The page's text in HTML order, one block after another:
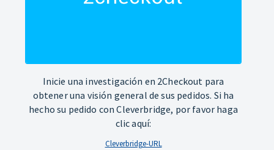
Inicie una investigación en 2Checkout para
obtener una visión general de sus pedidos. Si ha
hecho su pedido con Cleverbridge, por favor haga
clic aquí:
Cleverbridge-URL